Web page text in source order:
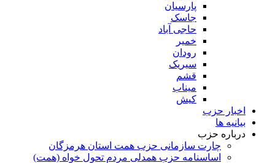
پارسیان
جاسک
حاجی آباد
خمیر
رودان
سیریک
قشم
میناب
کیش
اخبار حزب
بیانیه ها
درباره حزب
چارت سازمانی حزب همت استان هرمزگان
اساسنامه حزب همدلی مردم تحول خواه (همت)